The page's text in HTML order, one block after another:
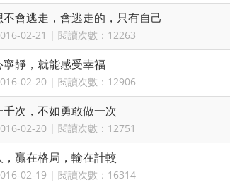
不會逃走，會逃走的，只有自己
02-21 | 閱讀次數：12263
寧靜，就能感受幸福
02-20 | 閱讀次數：12906
千次，不如勇敢做一次
02-20 | 閱讀次數：12751
，贏在格局，輸在計較
02-19 | 閱讀次數：16314